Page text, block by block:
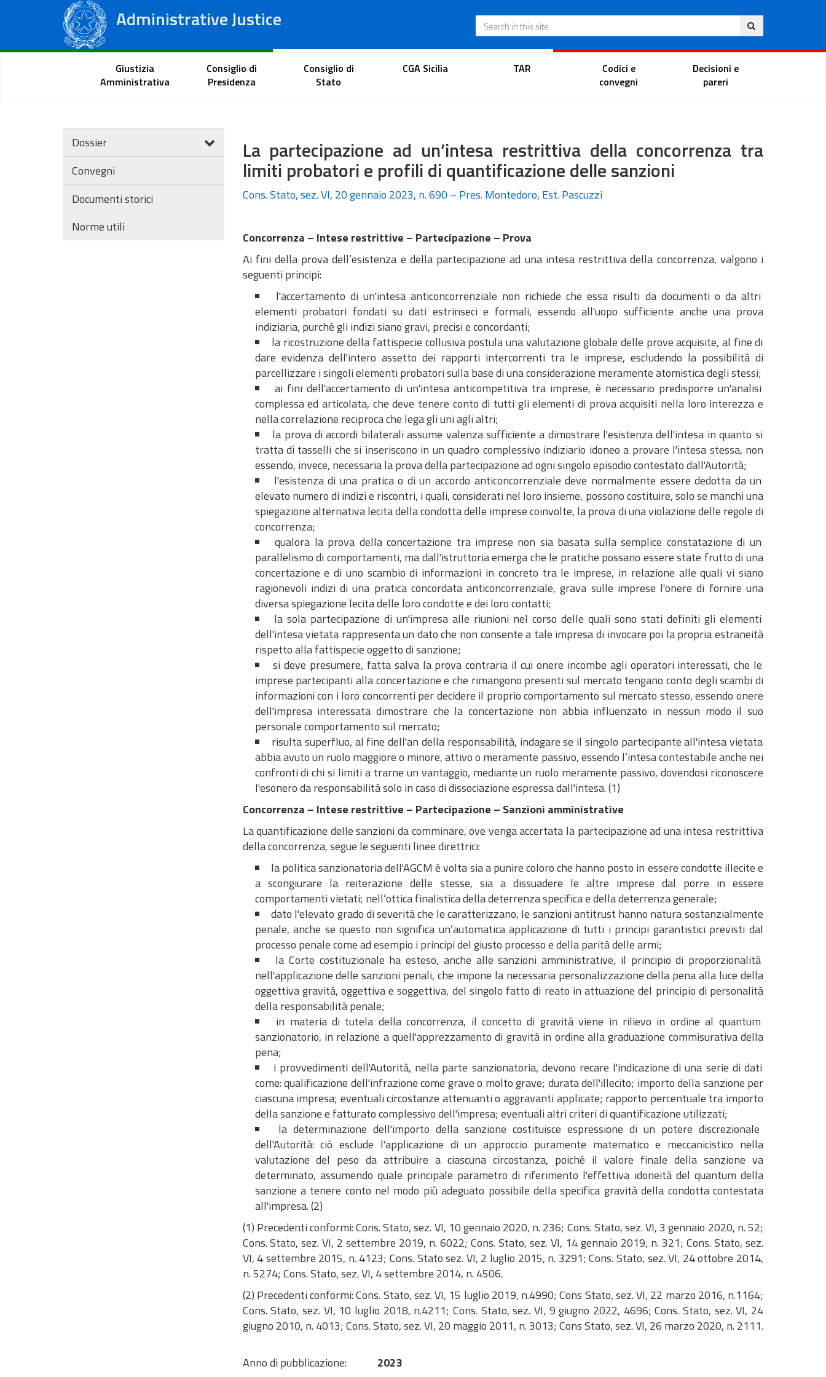
Administrative Justice
Regional Administrative Courts
Eng
Search in this site
Citizen Portal Lawyer's portal Magistrate Portal
Giustizia
Amministrativa
Consiglio di
Presidenza
Consiglio di
Stato
CGA Sicilia TAR
Codici e
convegni
Decisioni e
pareri
Dossier
Convegni
Documenti storici
Norme utili
La partecipazione ad un’intesa restrittiva della concorrenza tra
limiti probatori e profili di quantificazione delle sanzioni
Cons. Stato, sez. VI, 20 gennaio 2023, n. 690 – Pres. Montedoro, Est. Pascuzzi
Concorrenza – Intese restrittive – Partecipazione – Prova
Ai fini della prova dell’esistenza e della partecipazione ad una intesa restrittiva della concorrenza, valgono i
seguenti principi:
l'accertamento di un'intesa anticoncorrenziale non richiede che essa risulti da documenti o da altri
elementi probatori fondati su dati estrinseci e formali, essendo all'uopo sufficiente anche una prova
indiziaria, purché gli indizi siano gravi, precisi e concordanti;
la ricostruzione della fattispecie collusiva postula una valutazione globale delle prove acquisite, al fine di
dare evidenza dell'intero assetto dei rapporti intercorrenti tra le imprese, escludendo la possibilità di
parcellizzare i singoli elementi probatori sulla base di una considerazione meramente atomistica degli stessi;
ai fini dell'accertamento di un'intesa anticompetitiva tra imprese, è necessario predisporre un'analisi
complessa ed articolata, che deve tenere conto di tutti gli elementi di prova acquisiti nella loro interezza e
nella correlazione reciproca che lega gli uni agli altri;
la prova di accordi bilaterali assume valenza sufficiente a dimostrare l'esistenza dell'intesa in quanto si
tratta di tasselli che si inseriscono in un quadro complessivo indiziario idoneo a provare l'intesa stessa, non
essendo, invece, necessaria la prova della partecipazione ad ogni singolo episodio contestato dall'Autorità;
l'esistenza di una pratica o di un accordo anticoncorrenziale deve normalmente essere dedotta da un
elevato numero di indizi e riscontri, i quali, considerati nel loro insieme, possono costituire, solo se manchi una
spiegazione alternativa lecita della condotta delle imprese coinvolte, la prova di una violazione delle regole di
concorrenza;
qualora la prova della concertazione tra imprese non sia basata sulla semplice constatazione di un
parallelismo di comportamenti, ma dall'istruttoria emerga che le pratiche possano essere state frutto di una
concertazione e di uno scambio di informazioni in concreto tra le imprese, in relazione alle quali vi siano
ragionevoli indizi di una pratica concordata anticoncorrenziale, grava sulle imprese l'onere di fornire una
diversa spiegazione lecita delle loro condotte e dei loro contatti;
la sola partecipazione di un'impresa alle riunioni nel corso delle quali sono stati definiti gli elementi
dell'intesa vietata rappresenta un dato che non consente a tale impresa di invocare poi la propria estraneità
rispetto alla fattispecie oggetto di sanzione;
si deve presumere, fatta salva la prova contraria il cui onere incombe agli operatori interessati, che le
imprese partecipanti alla concertazione e che rimangono presenti sul mercato tengano conto degli scambi di
informazioni con i loro concorrenti per decidere il proprio comportamento sul mercato stesso, essendo onere
dell'impresa interessata dimostrare che la concertazione non abbia influenzato in nessun modo il suo
personale comportamento sul mercato;
risulta superfluo, al fine dell'an della responsabilità, indagare se il singolo partecipante all'intesa vietata
abbia avuto un ruolo maggiore o minore, attivo o meramente passivo, essendo l’intesa contestabile anche nei
confronti di chi si limiti a trarne un vantaggio, mediante un ruolo meramente passivo, dovendosi riconoscere
l'esonero da responsabilità solo in caso di dissociazione espressa dall'intesa. (1)
Concorrenza – Intese restrittive – Partecipazione – Sanzioni amministrative
La quantificazione delle sanzioni da comminare, ove venga accertata la partecipazione ad una intesa restrittiva
della concorrenza, segue le seguenti linee direttrici:
la politica sanzionatoria dell'AGCM è volta sia a punire coloro che hanno posto in essere condotte illecite e
a scongiurare la reiterazione delle stesse, sia a dissuadere le altre imprese dal porre in essere
comportamenti vietati; nell’ottica finalistica della deterrenza specifica e della deterrenza generale;
dato l'elevato grado di severità che le caratterizzano, le sanzioni antitrust hanno natura sostanzialmente
penale, anche se questo non significa un’automatica applicazione di tutti i principi garantistici previsti dal
processo penale come ad esempio i principi del giusto processo e della parità delle armi;
la Corte costituzionale ha esteso, anche alle sanzioni amministrative, il principio di proporzionalità
nell'applicazione delle sanzioni penali, che impone la necessaria personalizzazione della pena alla luce della
oggettiva gravità, oggettiva e soggettiva, del singolo fatto di reato in attuazione del principio di personalità
della responsabilità penale;
in materia di tutela della concorrenza, il concetto di gravità viene in rilievo in ordine al quantum
sanzionatorio, in relazione a quell'apprezzamento di gravità in ordine alla graduazione commisurativa della
pena;
i provvedimenti dell'Autorità, nella parte sanzionatoria, devono recare l'indicazione di una serie di dati
come: qualificazione dell'infrazione come grave o molto grave; durata dell'illecito; importo della sanzione per
ciascuna impresa; eventuali circostanze attenuanti o aggravanti applicate; rapporto percentuale tra importo
della sanzione e fatturato complessivo dell'impresa; eventuali altri criteri di quantificazione utilizzati;
la determinazione dell'importo della sanzione costituisce espressione di un potere discrezionale
dell'Autorità: ciò esclude l'applicazione di un approccio puramente matematico e meccanicistico nella
valutazione del peso da attribuire a ciascuna circostanza, poiché il valore finale della sanzione va
determinato, assumendo quale principale parametro di riferimento l'effettiva idoneità del quantum della
sanzione a tenere conto nel modo più adeguato possibile della specifica gravità della condotta contestata
all'impresa. (2)
(1) Precedenti conformi: Cons. Stato, sez. VI, 10 gennaio 2020, n. 236; Cons. Stato, sez. VI, 3 gennaio 2020, n. 52;
Cons. Stato, sez. VI, 2 settembre 2019, n. 6022; Cons. Stato, sez. VI, 14 gennaio 2019, n. 321; Cons. Stato, sez.
VI, 4 settembre 2015, n. 4123; Cons. Stato sez. VI, 2 luglio 2015, n. 3291; Cons. Stato, sez. VI, 24 ottobre 2014,
n. 5274; Cons. Stato, sez. VI, 4 settembre 2014, n. 4506.
(2) Precedenti conformi: Cons. Stato, sez. VI, 15 luglio 2019, n.4990; Cons Stato, sez. VI, 22 marzo 2016, n.1164;
Cons. Stato, sez. VI, 10 luglio 2018, n.4211; Cons. Stato, sez. VI, 9 giugno 2022, 4696; Cons. Stato, sez. VI, 24
giugno 2010, n. 4013; Cons. Stato, sez. VI, 20 maggio 2011, n. 3013; Cons Stato, sez. VI, 26 marzo 2020, n. 2111.
Anno di pubblicazione:
2023